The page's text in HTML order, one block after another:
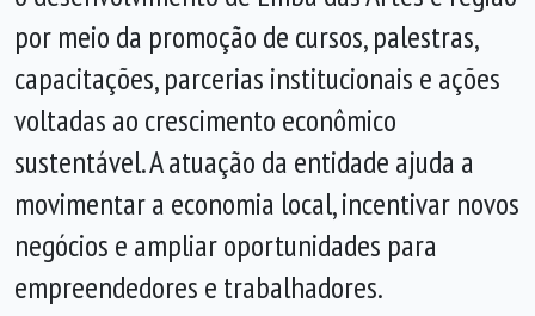
por meio da promoção de cursos, palestras,
capacitações, parcerias institucionais e ações
voltadas ao crescimento econômico
sustentável. A atuação da entidade ajuda a
movimentar a economia local, incentivar novos
negócios e ampliar oportunidades para
empreendedores e trabalhadores.